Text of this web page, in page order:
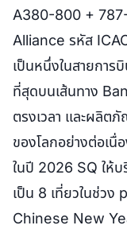
A380-800 +
Alliance รหัส
เป็นหนึ่งในสายกา
ที่สุดบนเส้นทาง
ตรงเวลา และผลิ
ของโลกอย่างต่อเนื่
ในปี 2026 SQ ให้บ
เป็น 8 เที่ยวในช่วง
Chinese New